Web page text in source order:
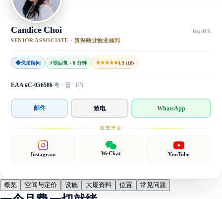
Candice Choi Reg·HK
SENIOR ASSOCIATE · 资深商业物业顾问
◆优质顾问 ⚡快回复 · 8 分钟 ★★★★★4.9 (18)
EAA #C-056586 粤 · 普 · EN
邮件 致电 WhatsApp
社交平台
Instagram WeChat YouTube
概览 空间与定价 设施 大厦资料 位置 常见问题